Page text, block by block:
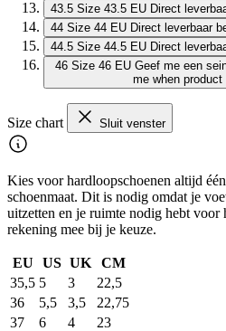
43.5 Size 43.5 EU Direct
44 Size 44 EU Direct leverbaar
44.5 Size 44.5 EU Direct
46 Size 46 EU Geef me een
me when
Size chart Sluit venster
Kies voor hardloopschoenen altijd
schoenmaat. Dit is nodig omdat je
uitzetten en je ruimte nodig hebt
rekening mee bij je keuze.
EU US UK
CM
35,5 5 3
22,5
36
5,5 3,5
22,75
37
6 4
23